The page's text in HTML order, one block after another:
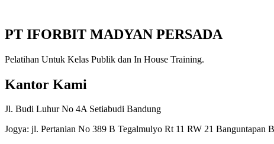
PT IFORBIT MADYAN PERSADA
Pelatihan Untuk Kelas Publik dan In House Training.
Kantor Kami
Jl. Budi Luhur No 4A Setiabudi Bandung
Jogya: jl. Pertanian No 389 B Tegalmulyo Rt 11 RW 21 Banguntapan